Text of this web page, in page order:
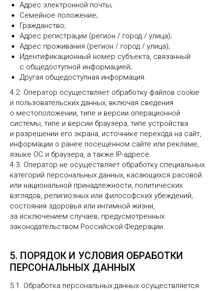
Адрес электронной почты;
Семейное положение;
Гражданство;
Адрес регистрации (регион / город / улица);
Адрес проживания (регион / город / улица);
Идентификационный номер субъекта, связанный
с общедоступной информацией;
Другая общедоступная информация.
4.2. Оператор осуществляет обработку файлов cookie
и пользовательских данных, включая сведения
о местоположении, типе и версии операционной
системы, типе и версии браузера, типе устройства
и разрешении его экрана, источнике перехода на сайт,
информации о ранее посещённом сайте или рекламе,
языке ОС и браузера, а также IP-адресе.
4.3. Оператор не осуществляет обработку специальных
категорий персональных данных, касающихся расовой
или национальной принадлежности, политических
взглядов, религиозных или философских убеждений,
состояния здоровья или интимной жизни,
за исключением случаев, предусмотренных
законодательством Российской Федерации.
5. ПОРЯДОК И УСЛОВИЯ ОБРАБОТКИ
ПЕРСОНАЛЬНЫХ ДАННЫХ
5.1. Обработка персональных данных осуществляется